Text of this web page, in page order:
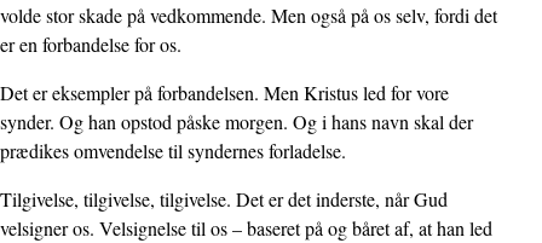
volde stor skade på vedkommende. Men også på os selv, fordi det
er en forbandelse for os.
Det er eksempler på forbandelsen. Men Kristus led for vore
synder. Og han opstod påske morgen. Og i hans navn skal der
prædikes omvendelse til syndernes forladelse.
Tilgivelse, tilgivelse, tilgivelse. Det er det inderste, når Gud
velsigner os. Velsignelse til os – baseret på og båret af, at han led